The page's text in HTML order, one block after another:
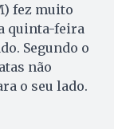
fez muito
quinta-feira
Segundo o
não
o seu lado.